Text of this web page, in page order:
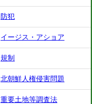
防犯
イージス・アショア
規制
北朝鮮人権侵害問題
重要土地等調査法